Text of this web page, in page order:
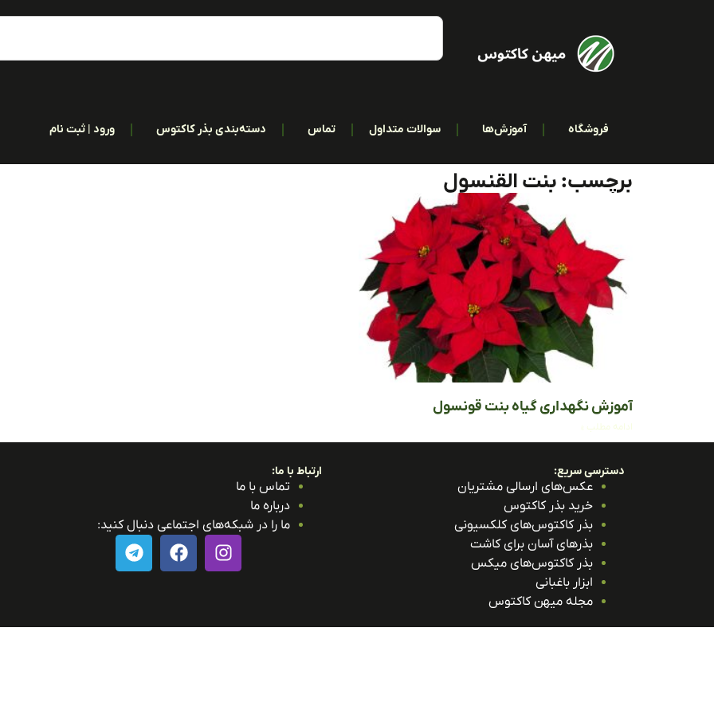
فروشگاه آموزش‌ها سوالات متداول تماس دسته‌بندی بذر کاکتوس ورود | ثبت نام
برچسب: بنت القنسول
آموزش نگهداری گیاه بنت قونسول
ادامه مطلب »
دسترسی سریع:
عکس‌های ارسالی مشتریان
خرید بذر کاکتوس
بذر کاکتوس‌های کلکسیونی
بذرهای آسان برای کاشت
بذر کاکتوس‌های میکس
ابزار باغبانی
مجله میهن کاکتوس
ارتباط با ما:
تماس با ما
درباره ما
ما را در شبکه‌های اجتماعی دنبال کنید: